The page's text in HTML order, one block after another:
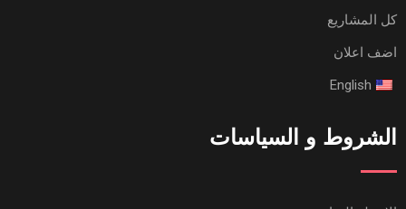
كل المشاريع
اضف اعلان
English
الشروط و السياسات